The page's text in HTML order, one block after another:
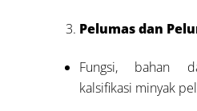
Pelumas dan
Fungsi, bahan
kalsifikasi minyak